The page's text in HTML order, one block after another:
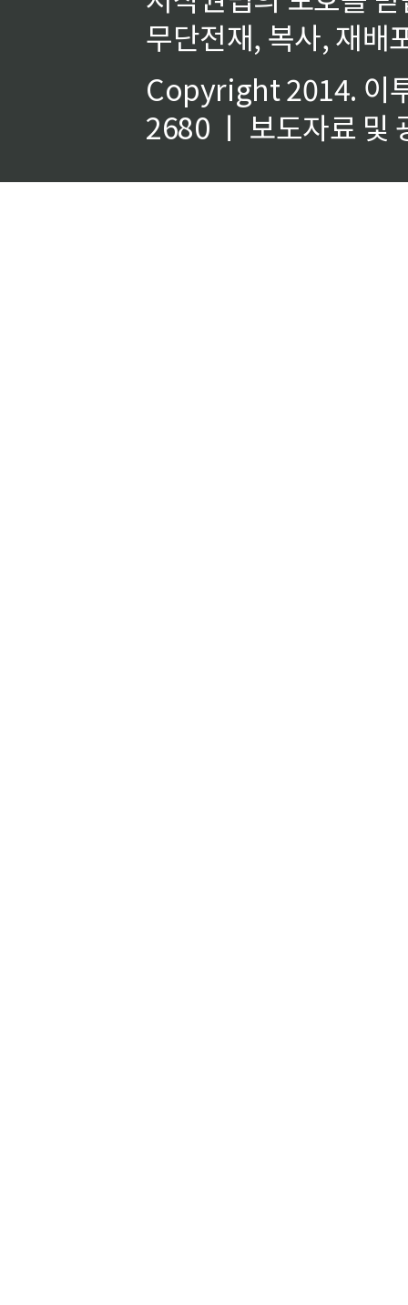
무단전재, 복사, 재배
Copyright 2014. 이
2680 ㅣ 보도자료